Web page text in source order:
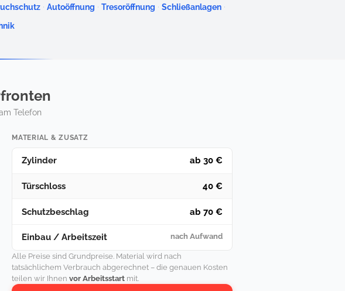
· Autoöffnung · Tresoröffnung · Schließanlagen ·
Telefon
MATERIAL & ZUSATZ
Zylinder ab 30 €
Türschloss 40 €
Schutzbeschlag ab 70 €
Einbau / Arbeitszeit nach Aufwand
Alle Preise sind Grundpreise. Material wird nach
tatsächlichem Verbrauch abgerechnet – die genauen Kosten
teilen wir Ihnenvor Arbeitsstart mit.